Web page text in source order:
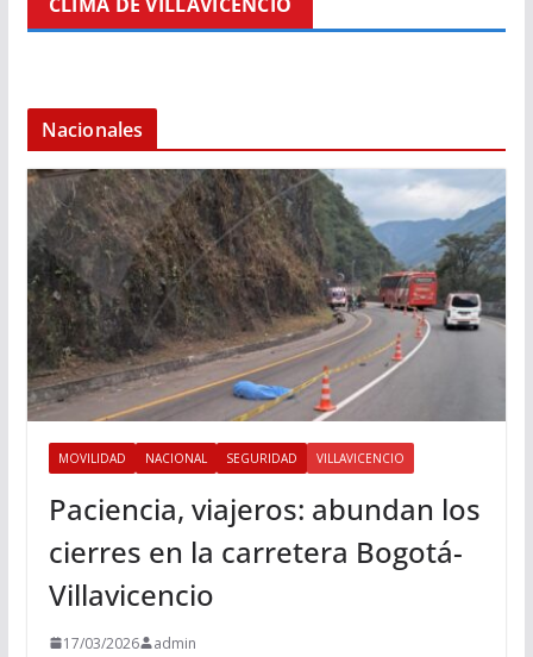
Nacionales
MOVILIDAD NACIONAL SEGURIDAD VILLAVICENCIO
Paciencia, viajeros: abundan los
cierres en la carretera Bogotá-
Villavicencio
17/03/2026 admin